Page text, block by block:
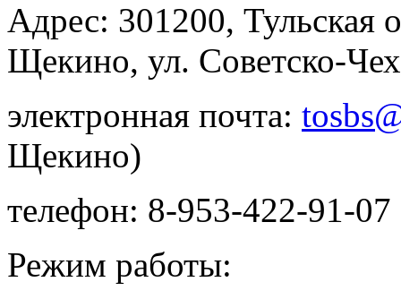
Адрес: 301200, Тульская
Щекино, ул. Советско-
электронная почта:
Щекино)
телефон: 8-953-422-91-07
Режим работы: